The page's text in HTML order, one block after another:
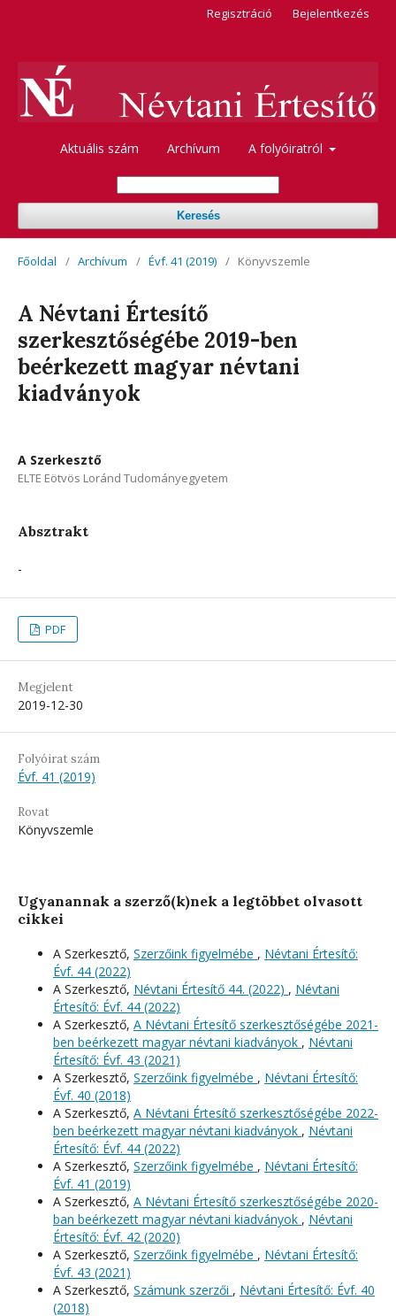
Aktuális szám Archívum A folyóiratról
Keresés
Regisztráció Bejelentkezés
Főoldal / Archívum / Évf. 41 (2019) / Könyvszemle
A Névtani Értesítő
szerkesztőségébe 2019-ben
beérkezett magyar névtani
kiadványok
A Szerkesztő
ELTE Eötvös Loránd Tudományegyetem
Absztrakt
-
PDF
Megjelent
2019-12-30
Folyóirat szám
Évf. 41 (2019)
Rovat
Könyvszemle
Ugyanannak a szerző(k)nek a legtöbbet olvasott
cikkei
A Szerkesztő, Szerzőink figyelmébe , Névtani Értesítő:
Évf. 44 (2022)
A Szerkesztő, Névtani Értesítő 44. (2022) , Névtani
Értesítő: Évf. 44 (2022)
A Szerkesztő, A Névtani Értesítő szerkesztőségébe 2021-
ben beérkezett magyar névtani kiadványok , Névtani
Értesítő: Évf. 43 (2021)
A Szerkesztő, Szerzőink figyelmébe , Névtani Értesítő:
Évf. 40 (2018)
A Szerkesztő, A Névtani Értesítő szerkesztőségébe 2022-
ben beérkezett magyar névtani kiadványok , Névtani
Értesítő: Évf. 44 (2022)
A Szerkesztő, Szerzőink figyelmébe , Névtani Értesítő:
Évf. 41 (2019)
A Szerkesztő, A Névtani Értesítő szerkesztőségébe 2020-
ban beérkezett magyar névtani kiadványok , Névtani
Értesítő: Évf. 42 (2020)
A Szerkesztő, Szerzőink figyelmébe , Névtani Értesítő:
Évf. 43 (2021)
A Szerkesztő, Számunk szerzői , Névtani Értesítő: Évf. 40
(2018)